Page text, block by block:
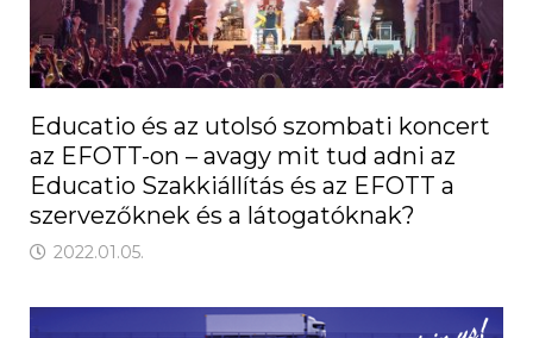
Educatio és az utolsó szombati koncert
az EFOTT-on – avagy mit tud adni az
Educatio Szakkiállítás és az EFOTT a
szervezőknek és a látogatóknak?
2022.01.05.